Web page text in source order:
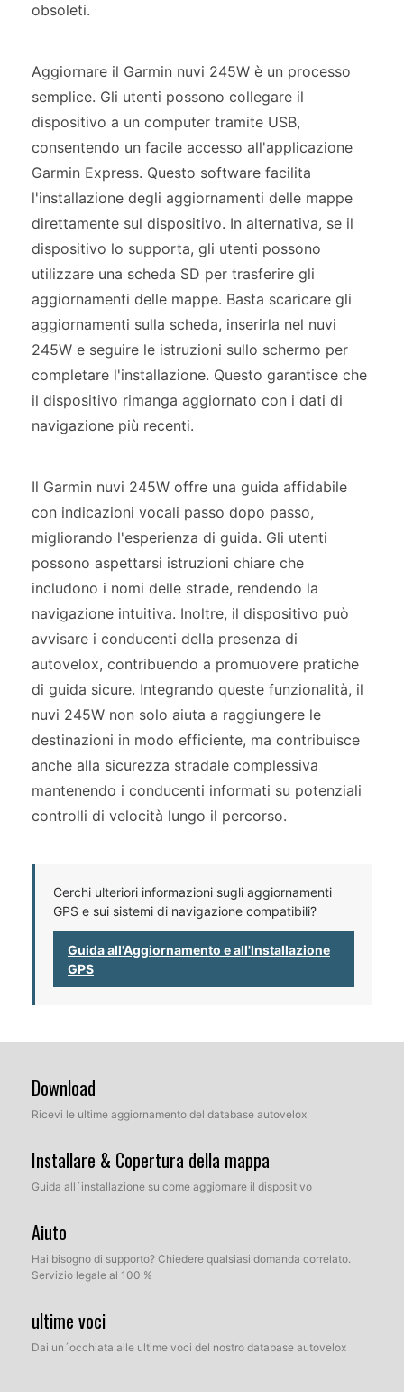
obsoleti.
Aggiornare il Garmin nuvi 245W è un processo
semplice. Gli utenti possono collegare il
dispositivo a un computer tramite USB,
consentendo un facile accesso all'applicazione
Garmin Express. Questo software facilita
l'installazione degli aggiornamenti delle mappe
direttamente sul dispositivo. In alternativa, se il
dispositivo lo supporta, gli utenti possono
utilizzare una scheda SD per trasferire gli
aggiornamenti delle mappe. Basta scaricare gli
aggiornamenti sulla scheda, inserirla nel nuvi
245W e seguire le istruzioni sullo schermo per
completare l'installazione. Questo garantisce che
il dispositivo rimanga aggiornato con i dati di
navigazione più recenti.
Il Garmin nuvi 245W offre una guida affidabile
con indicazioni vocali passo dopo passo,
migliorando l'esperienza di guida. Gli utenti
possono aspettarsi istruzioni chiare che
includono i nomi delle strade, rendendo la
navigazione intuitiva. Inoltre, il dispositivo può
avvisare i conducenti della presenza di
autovelox, contribuendo a promuovere pratiche
di guida sicure. Integrando queste funzionalità, il
nuvi 245W non solo aiuta a raggiungere le
destinazioni in modo efficiente, ma contribuisce
anche alla sicurezza stradale complessiva
mantenendo i conducenti informati su potenziali
controlli di velocità lungo il percorso.
Cerchi ulteriori informazioni sugli aggiornamenti
GPS e sui sistemi di navigazione compatibili?
Guida all'Aggiornamento e all'Installazione
GPS
Download
Ricevi le ultime aggiornamento del database autovelox
Installare & Copertura della mappa
Guida all´installazione su come aggiornare il dispositivo
Aiuto
Hai bisogno di supporto? Chiedere qualsiasi domanda correlato.
Servizio legale al 100 %
ultime voci
Dai un´occhiata alle ultime voci del nostro database autovelox